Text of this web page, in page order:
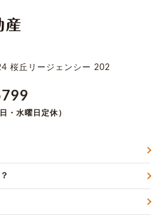
桜丘リージェンシー 202
・水曜日定休）